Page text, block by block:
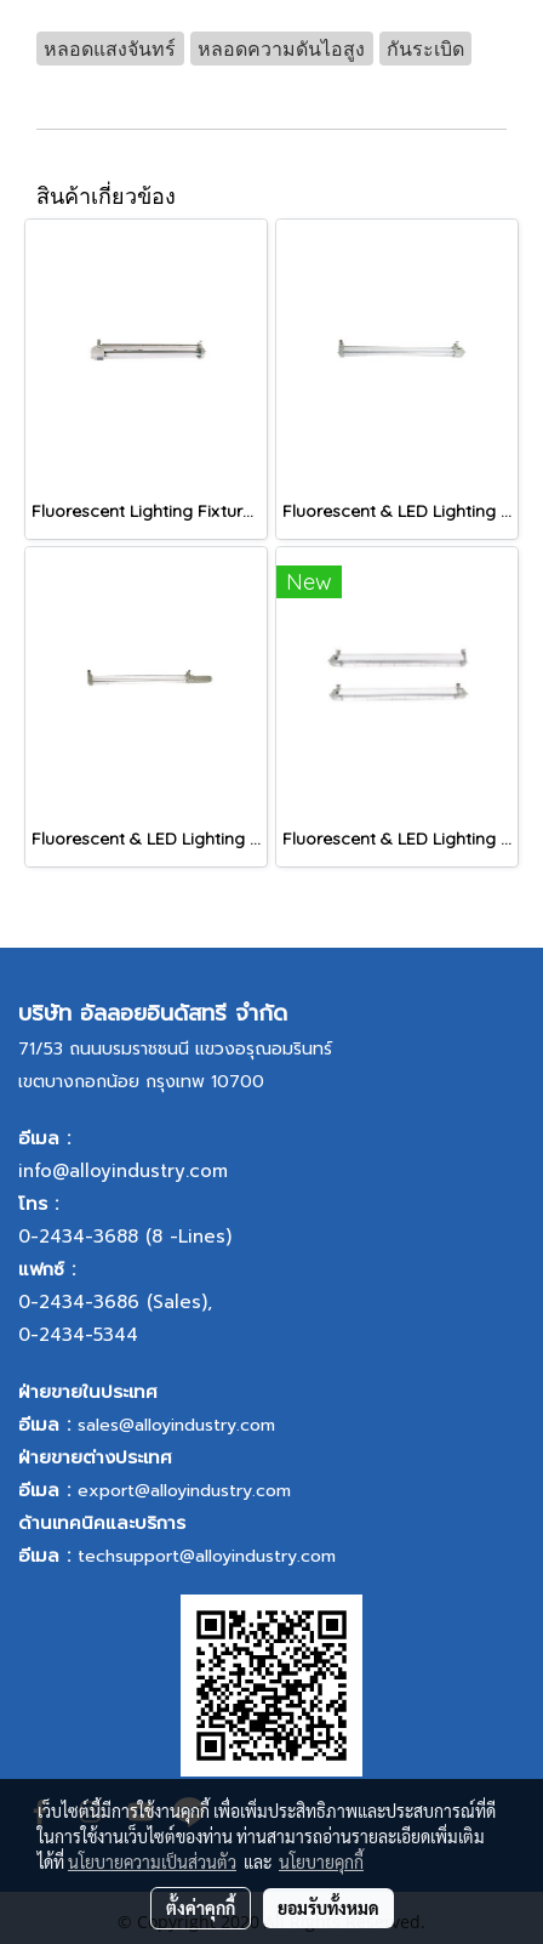
หลอดแสงจันทร์ หลอดความดันไอสูง กันระเบิด
สินค้าเกี่ยวข้อง
Fluorescent Lighting Fixture, DNGV Series Fluorescent & LED Lighting Fixture, DFP-S Series (Short end cap)
Fluorescent & LED Lighting Fixture, DFP-C Series (Capsule end cap)
New
Fluorescent & LED Lighting Fixture, DFP1-S Series (Short end cap)
บริษัท อัลลอยอินดัสทรี จำกัด
71/53 ถนนบรมราชชนนี แขวงอรุณอมรินทร์
เขตบางกอกน้อย กรุงเทพ 10700
อีเมล :
info@alloyindustry.com
โทร :
0-2434-3688 (8 -Lines)
แฟกซ์ :
0-2434-3686 (Sales),
0-2434-5344
ฝ่ายขายในประเทศ
อีเมล : sales@alloyindustry.com
ฝ่ายขายต่างประเทศ
อีเมล : export@alloyindustry.com
ด้านเทคนิคและบริการ
อีเมล : techsupport@alloyindustry.com
© Copyright 2020 All Rights Reserved.
เว็บไซต์นี้มีการใช้งานคุกกี้ เพื่อเพิ่มประสิทธิภาพและประสบการณ์ที่ดี
ในการใช้งานเว็บไซต์ของท่าน ท่านสามารถอ่านรายละเอียดเพิ่มเติม
ได้ที่นโยบายความเป็นส่วนตัว และ นโยบายคุกกี้
ตั้งค่าคุกกี้ ยอมรับทั้งหมด